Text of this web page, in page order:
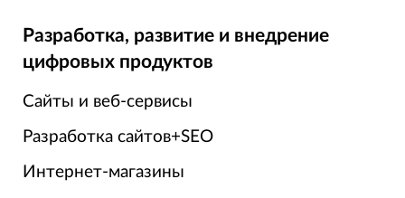
Разработка, развитие и внедрение
цифровых продуктов
Сайты и веб-сервисы
Разработка сайтов+SEO
Интернет-магазины